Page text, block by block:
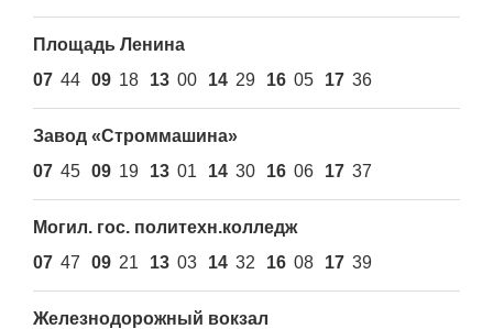
Площадь Ленина
07 44 09 18 13 00 14 29 16 05 17 36
Завод «Стpоммашина»
07 45 09 19 13 01 14 30 16 06 17 37
Могил. гос. политехн.колледж
07 47 09 21 13 03 14 32 16 08 17 39
Железнодорожный вокзал